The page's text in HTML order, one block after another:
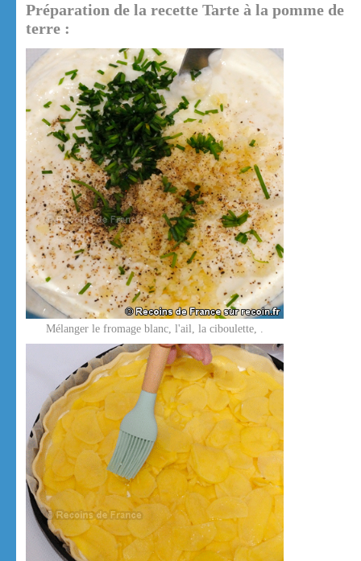
Préparation de la recette Tarte à la pomme de
terre :
Mélanger le fromage blanc, l'ail, la ciboulette, .